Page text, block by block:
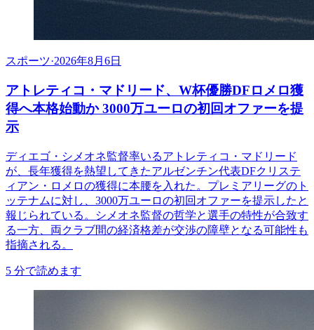
スポーツ·2026年8月6日
アトレティコ・マドリード、W杯優勝DFロメロ獲
得へ本格始動か 3000万ユーロの初回オファーを提
示
ディエゴ・シメオネ監督率いるアトレティコ・マドリード
が、長年獲得を熱望してきたアルゼンチン代表DFクリステ
ィアン・ロメロの獲得に本腰を入れた。プレミアリーグのト
ッテナムに対し、3000万ユーロの初回オファーを提示したと
報じられている。シメオネ監督の哲学と選手の特性が合致す
る一方、両クラブ間の経済格差が交渉の障壁となる可能性も
指摘される。
5 分で読めます